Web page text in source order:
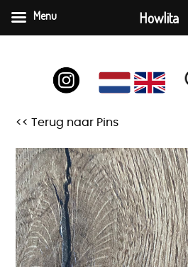
<< Terug naar Pins
Menu Howlita